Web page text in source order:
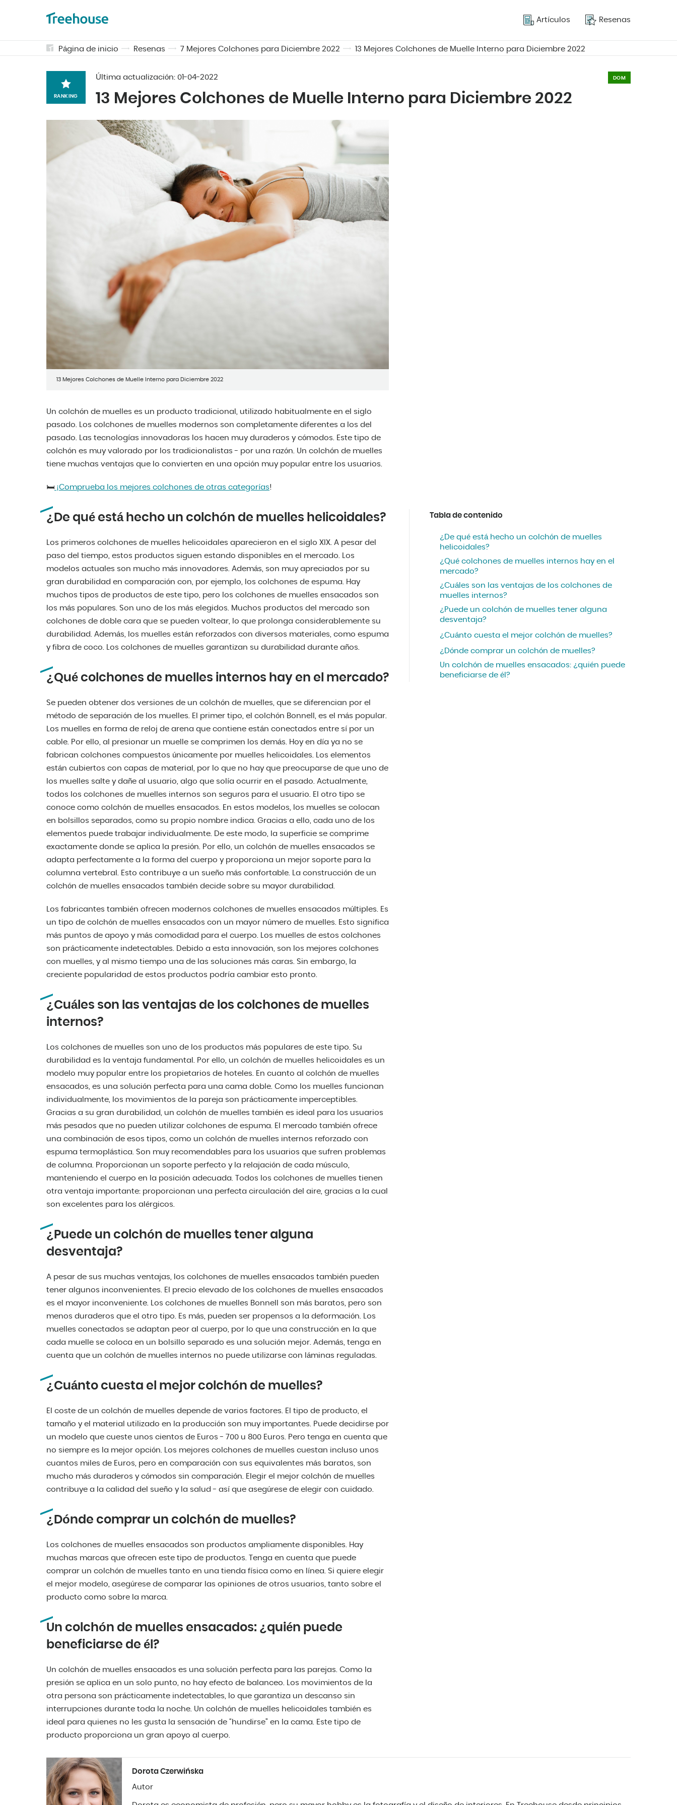
Artículos Resenas
Página de inicio Resenas 7 Mejores Colchones para Diciembre 2022 13 Mejores Colchones de Muelle Interno para Diciembre 2022
RANKING
Última actualización: 01-04-2022 DOM
13 Mejores Colchones de Muelle Interno para Diciembre 2022
13 Mejores Colchones de Muelle Interno para Diciembre 2022
Un colchón de muelles es un producto tradicional, utilizado habitualmente en el siglo
pasado. Los colchones de muelles modernos son completamente diferentes a los del
pasado. Las tecnologías innovadoras los hacen muy duraderos y cómodos. Este tipo de
colchón es muy valorado por los tradicionalistas - por una razón. Un colchón de muelles
tiene muchas ventajas que lo convierten en una opción muy popular entre los usuarios.
🛏️ ¡Comprueba los mejores colchones de otras categorías!
¿De qué está hecho un colchón de muelles helicoidales?
Los primeros colchones de muelles helicoidales aparecieron en el siglo XIX. A pesar del
paso del tiempo, estos productos siguen estando disponibles en el mercado. Los
modelos actuales son mucho más innovadores. Además, son muy apreciados por su
gran durabilidad en comparación con, por ejemplo, los colchones de espuma. Hay
muchos tipos de productos de este tipo, pero los colchones de muelles ensacados son
los más populares. Son uno de los más elegidos. Muchos productos del mercado son
colchones de doble cara que se pueden voltear, lo que prolonga considerablemente su
durabilidad. Además, los muelles están reforzados con diversos materiales, como espuma
y fibra de coco. Los colchones de muelles garantizan su durabilidad durante años.
¿Qué colchones de muelles internos hay en el mercado?
Se pueden obtener dos versiones de un colchón de muelles, que se diferencian por el
método de separación de los muelles. El primer tipo, el colchón Bonnell, es el más popular.
Los muelles en forma de reloj de arena que contiene están conectados entre sí por un
cable. Por ello, al presionar un muelle se comprimen los demás. Hoy en día ya no se
fabrican colchones compuestos únicamente por muelles helicoidales. Los elementos
están cubiertos con capas de material, por lo que no hay que preocuparse de que uno de
los muelles salte y dañe al usuario, algo que solía ocurrir en el pasado. Actualmente,
todos los colchones de muelles internos son seguros para el usuario. El otro tipo se
conoce como colchón de muelles ensacados. En estos modelos, los muelles se colocan
en bolsillos separados, como su propio nombre indica. Gracias a ello, cada uno de los
elementos puede trabajar individualmente. De este modo, la superficie se comprime
exactamente donde se aplica la presión. Por ello, un colchón de muelles ensacados se
adapta perfectamente a la forma del cuerpo y proporciona un mejor soporte para la
columna vertebral. Esto contribuye a un sueño más confortable. La construcción de un
colchón de muelles ensacados también decide sobre su mayor durabilidad.
Los fabricantes también ofrecen modernos colchones de muelles ensacados múltiples. Es
un tipo de colchón de muelles ensacados con un mayor número de muelles. Esto significa
más puntos de apoyo y más comodidad para el cuerpo. Los muelles de estos colchones
son prácticamente indetectables. Debido a esta innovación, son los mejores colchones
con muelles, y al mismo tiempo una de las soluciones más caras. Sin embargo, la
creciente popularidad de estos productos podría cambiar esto pronto.
¿Cuáles son las ventajas de los colchones de muelles
internos?
Los colchones de muelles son uno de los productos más populares de este tipo. Su
durabilidad es la ventaja fundamental. Por ello, un colchón de muelles helicoidales es un
modelo muy popular entre los propietarios de hoteles. En cuanto al colchón de muelles
ensacados, es una solución perfecta para una cama doble. Como los muelles funcionan
individualmente, los movimientos de la pareja son prácticamente imperceptibles.
Gracias a su gran durabilidad, un colchón de muelles también es ideal para los usuarios
más pesados que no pueden utilizar colchones de espuma. El mercado también ofrece
una combinación de esos tipos, como un colchón de muelles internos reforzado con
espuma termoplástica. Son muy recomendables para los usuarios que sufren problemas
de columna. Proporcionan un soporte perfecto y la relajación de cada músculo,
manteniendo el cuerpo en la posición adecuada. Todos los colchones de muelles tienen
otra ventaja importante: proporcionan una perfecta circulación del aire, gracias a la cual
son excelentes para los alérgicos.
¿Puede un colchón de muelles tener alguna
desventaja?
A pesar de sus muchas ventajas, los colchones de muelles ensacados también pueden
tener algunos inconvenientes. El precio elevado de los colchones de muelles ensacados
es el mayor inconveniente. Los colchones de muelles Bonnell son más baratos, pero son
menos duraderos que el otro tipo. Es más, pueden ser propensos a la deformación. Los
muelles conectados se adaptan peor al cuerpo, por lo que una construcción en la que
cada muelle se coloca en un bolsillo separado es una solución mejor. Además, tenga en
cuenta que un colchón de muelles internos no puede utilizarse con láminas reguladas.
¿Cuánto cuesta el mejor colchón de muelles?
El coste de un colchón de muelles depende de varios factores. El tipo de producto, el
tamaño y el material utilizado en la producción son muy importantes. Puede decidirse por
un modelo que cueste unos cientos de Euros - 700 u 800 Euros. Pero tenga en cuenta que
no siempre es la mejor opción. Los mejores colchones de muelles cuestan incluso unos
cuantos miles de Euros, pero en comparación con sus equivalentes más baratos, son
mucho más duraderos y cómodos sin comparación. Elegir el mejor colchón de muelles
contribuye a la calidad del sueño y la salud - así que asegúrese de elegir con cuidado.
¿Dónde comprar un colchón de muelles?
Los colchones de muelles ensacados son productos ampliamente disponibles. Hay
muchas marcas que ofrecen este tipo de productos. Tenga en cuenta que puede
comprar un colchón de muelles tanto en una tienda física como en línea. Si quiere elegir
el mejor modelo, asegúrese de comparar las opiniones de otros usuarios, tanto sobre el
producto como sobre la marca.
Un colchón de muelles ensacados: ¿quién puede
beneficiarse de él?
Un colchón de muelles ensacados es una solución perfecta para las parejas. Como la
presión se aplica en un solo punto, no hay efecto de balanceo. Los movimientos de la
otra persona son prácticamente indetectables, lo que garantiza un descanso sin
interrupciones durante toda la noche. Un colchón de muelles helicoidales también es
ideal para quienes no les gusta la sensación de “hundirse” en la cama. Este tipo de
producto proporciona un gran apoyo al cuerpo.
Tabla de contenido
¿De qué está hecho un colchón de muelles
helicoidales?
¿Qué colchones de muelles internos hay en el
mercado?
¿Cuáles son las ventajas de los colchones de
muelles internos?
¿Puede un colchón de muelles tener alguna
desventaja?
¿Cuánto cuesta el mejor colchón de muelles?
¿Dónde comprar un colchón de muelles?
Un colchón de muelles ensacados: ¿quién puede
beneficiarse de él?
Dorota Czerwińska
Autor